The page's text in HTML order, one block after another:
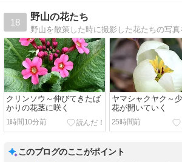
18
野山の花たち
クリンソウ～伸びてきたば
かりの花茎に咲く
1時間10分前
ヤマシャクヤク～
花が開いていく
25時間前
このブログのここがポイント